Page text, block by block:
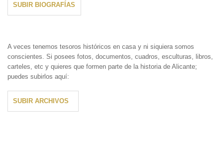
SUBIR BIOGRAFÍAS
A veces tenemos tesoros históricos en casa y ni siquiera somos
conscientes. Si posees fotos, documentos, cuadros, esculturas, libros,
carteles, etc y quieres que formen parte de la historia de Alicante;
puedes subirlos aquí:
SUBIR ARCHIVOS